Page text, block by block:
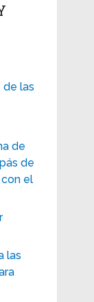
de las
de
de
el
las